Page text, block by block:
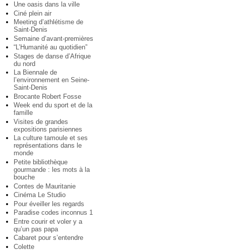
Une oasis dans la ville
Ciné plein air
Meeting d’athlétisme de
Saint-Denis
Semaine d’avant-premières
“L’Humanité au quotidien”
Stages de danse d’Afrique
du nord
La Biennale de
l’environnement en Seine-
Saint-Denis
Brocante Robert Fosse
Week end du sport et de la
famille
Visites de grandes
expositions parisiennes
La culture tamoule et ses
représentations dans le
monde
Petite bibliothèque
gourmande : les mots à la
bouche
Contes de Mauritanie
Cinéma Le Studio
Pour éveiller les regards
Paradise codes inconnus 1
Entre courir et voler y a
qu’un pas papa
Cabaret pour s’entendre
Colette